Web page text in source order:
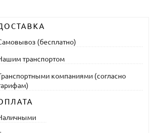
(бесплатно)
транспортом
компаниями (согласно